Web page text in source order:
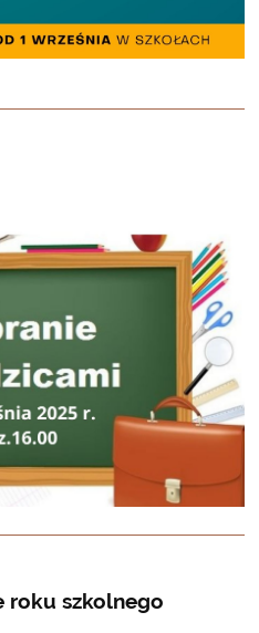
roku szkolnego